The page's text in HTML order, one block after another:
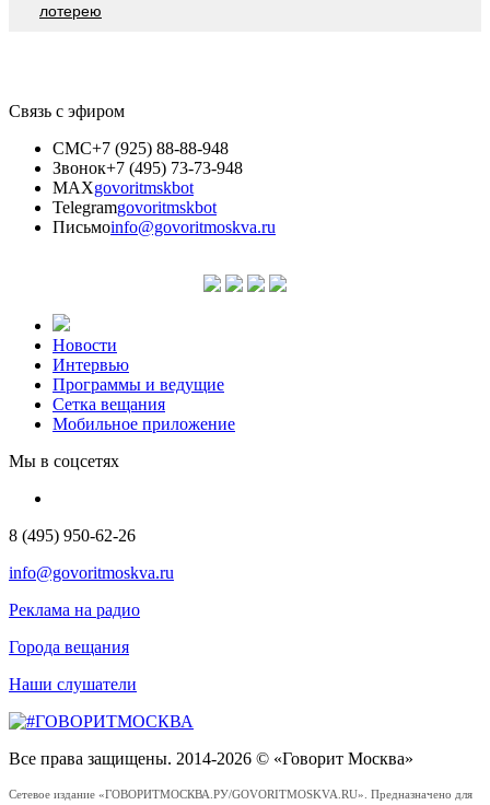
лотерею
Связь с эфиром
СМС+7 (925) 88-88-948
Звонок+7 (495) 73-73-948
MAXgovoritmskbot
Telegramgovoritmskbot
Письмоinfo@govoritmoskva.ru
Новости
Интервью
Программы и ведущие
Сетка вещания
Мобильное приложение
Мы в соцсетях
8 (495) 950-62-26
info@govoritmoskva.ru
Реклама на радио
Города вещания
Наши слушатели
Все права защищены. 2014-2026 © «Говорит Москва»
Сетевое издание «ГОВОРИТМОСКВА.РУ/GOVORITMOSKVA.RU». Предназначено для